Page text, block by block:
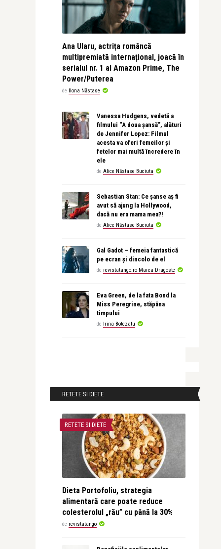
Ana Ularu, actrița româncă
multipremiată internațional, joacă în
serialul nr. 1 al Amazon Prime, The
Power/Puterea
de Ilona Năstase
Vanessa Hudgens, vedetă a
filmului “A doua șansă”, alături
de Jennifer Lopez: Filmul
acesta va oferi femeilor și
fetelor mai multă încredere în
ele
de Alice Năstase Buciuta
Sebastian Stan: Ce șanse aș fi
avut să ajung la Hollywood,
dacă nu era mama mea?!
de Alice Năstase Buciuta
Gal Gadot – femeia fantastică
pe ecran și dincolo de el
de revistatango.ro Marea Dragoste
Eva Green, de la fata Bond la
Miss Peregrine, stăpâna
timpului
de Irina Botezatu
RETETE SI DIETE
RETETE SI DIETE
Dieta Portofoliu, strategia
alimentară care poate reduce
colesterolul „rău” cu până la 30%
de revistatango